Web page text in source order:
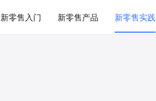
新零售入门 新零售产品 新零售实践